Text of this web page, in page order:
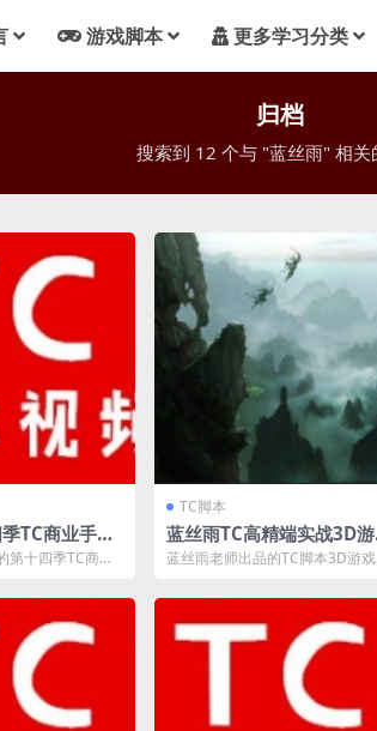
游戏脚本 更多学习分类
归档
搜索到 12 个与 "蓝丝雨" 相关
TC商业手游
全民奇迹中
第十四季TC商业
解...
TC脚本
蓝丝雨TC高精端实战3D游
《笑傲江湖速成秘笈》
蓝丝雨老师出品的TC脚本3D游戏
对于3D游戏的多色...